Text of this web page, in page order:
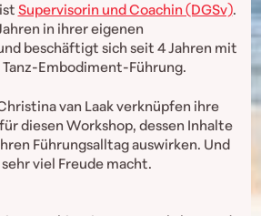
Supervisorin und Coachin (DGSv).
in ihrer eigenen
beschäftigt sich seit 4 Jahren mit
Embodiment-Führung.
van Laak verknüpfen ihre
diesen Workshop, dessen Inhalte
Führungsalltag auswirken. Und
viel Freude macht.